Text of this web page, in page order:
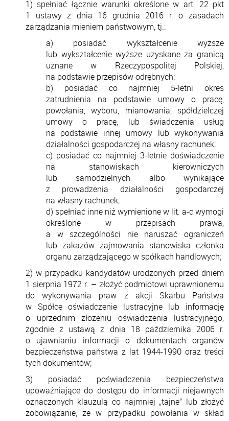
1) spełniać łącznie warunki określone w art. 22 pkt
1 ustawy z dnia 16 grudnia 2016 r. o zasadach
zarządzania mieniem państwowym, tj.:
a) posiadać wykształcenie wyższe
lub wykształcenie wyższe uzyskane za granicą
uznane w Rzeczypospolitej Polskiej,
na podstawie przepisów odrębnych;
b) posiadać co najmniej 5-letni okres
zatrudnienia na podstawie umowy o pracę,
powołania, wyboru, mianowania, spółdzielczej
umowy o pracę, lub świadczenia usług
na podstawie innej umowy lub wykonywania
działalności gospodarczej na własny rachunek;
c) posiadać co najmniej 3-letnie doświadczenie
na stanowiskach kierowniczych
lub samodzielnych albo wynikające
z prowadzenia działalności gospodarczej
na własny rachunek;
d) spełniać inne niż wymienione w lit. a-c wymogi
określone w przepisach prawa,
a w szczególności nie naruszać ograniczeń
lub zakazów zajmowania stanowiska członka
organu zarządzającego w spółkach handlowych;
2) w przypadku kandydatów urodzonych przed dniem
1 sierpnia 1972 r. – złożyć podmiotowi uprawnionemu
do wykonywania praw z akcji Skarbu Państwa
w Spółce oświadczenie lustracyjne lub informację
o uprzednim złożeniu oświadczenia lustracyjnego,
zgodnie z ustawą z dnia 18 października 2006 r.
o ujawnianiu informacji o dokumentach organów
bezpieczeństwa państwa z lat 1944-1990 oraz treści
tych dokumentów;
3) posiadać poświadczenia bezpieczeństwa
upoważniające do dostępu do informacji niejawnych
oznaczonych klauzulą co najmniej „tajne” lub złożyć
zobowiązanie, że w przypadku powołania w skład